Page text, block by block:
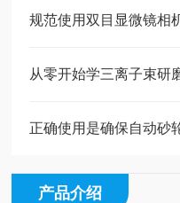
正确使用是确保自动砂
产品介绍